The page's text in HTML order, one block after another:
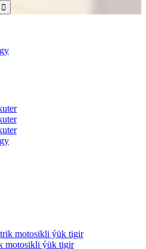
motosikli ýük tigir